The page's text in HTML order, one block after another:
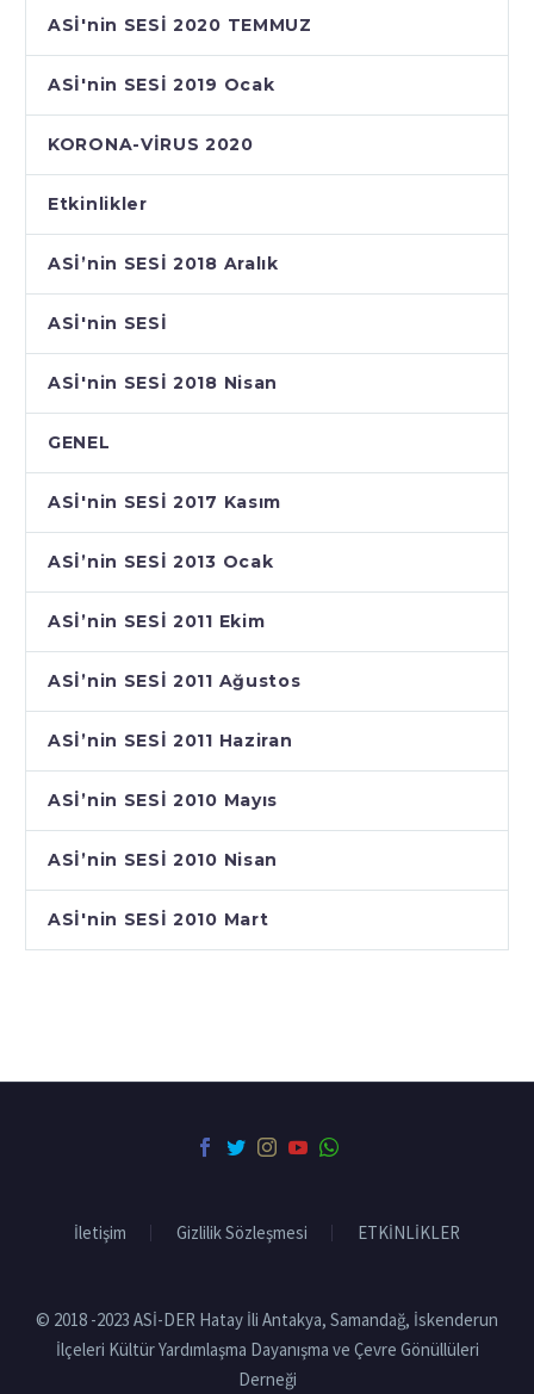
ASİ'nin SESİ 2020 TEMMUZ
ASİ'nin SESİ 2019 Ocak
KORONA-VİRUS 2020
Etkinlikler
ASİ’nin SESİ 2018 Aralık
ASİ'nin SESİ
ASİ'nin SESİ 2018 Nisan
GENEL
ASİ'nin SESİ 2017 Kasım
ASİ’nin SESİ 2013 Ocak
ASİ’nin SESİ 2011 Ekim
ASİ’nin SESİ 2011 Ağustos
ASİ’nin SESİ 2011 Haziran
ASİ’nin SESİ 2010 Mayıs
ASİ’nin SESİ 2010 Nisan
ASİ'nin SESİ 2010 Mart
İletişim Gizlilik Sözleşmesi ETKİNLİKLER
© 2018 -2023 ASİ-DER Hatay İli Antakya, Samandağ, İskenderun
İlçeleri Kültür Yardımlaşma Dayanışma ve Çevre Gönüllüleri
Derneği